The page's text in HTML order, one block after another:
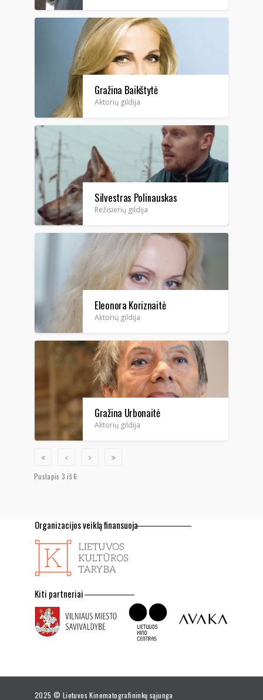
Gražina Baikštytė
Aktorių gildija
Silvestras Polinauskas
Režisierių gildija
Eleonora Koriznaitė
Aktorių gildija
Gražina Urbonaitė
Aktorių gildija
Puslapis 3 iš 6
Organizacijos veiklą finansuoja
Kiti partneriai
2025 © Lietuvos Kinematografininkų sąjunga